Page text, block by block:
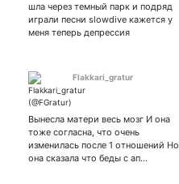
торжество кринжа /
свободу
политзаключённым
шла через темный парк и подряд
играли песни slowdive кажется у
меня теперь депрессия
Flakkari_gratur
Вынесла матери весь мозг И она
тоже согласна, что очень
изменилась после 1 отношений Но
она сказала что беды с ап…